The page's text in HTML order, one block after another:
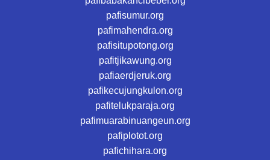
pafisumur.org
pafimahendra.org
pafisitupotong.org
pafitjikawung.org
pafiaerdjeruk.org
pafikecujungkulon.org
pafitelukparaja.org
pafimuarabinuangeun.org
pafiplotot.org
pafichihara.org